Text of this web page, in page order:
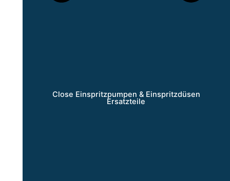
Close Einspritzpumpen & Einspritzdüsen
Ersatzteile